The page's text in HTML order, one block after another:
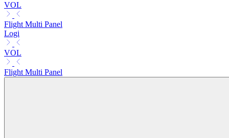
VOL
Flight Multi Panel
Logi
VOL
Flight Multi Panel